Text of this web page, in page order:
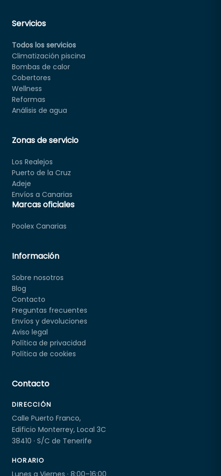
Servicios
Todos los servicios
Climatización piscina
Bombas de calor
Cobertores
Wellness
Reformas
Análisis de agua
Zonas de servicio
Los Realejos
Puerto de la Cruz
Adeje
Envíos a Canarias
Marcas oficiales
Poolex Canarias
Información
Sobre nosotros
Blog
Contacto
Preguntas frecuentes
Envíos y devoluciones
Aviso legal
Política de privacidad
Política de cookies
Contacto
DIRECCIÓN
Calle Puerto Franco,
Edificio Monterrey, Local 3C
38410 · S/C de Tenerife
HORARIO
Lunes a Viernes · 8:00–16:00